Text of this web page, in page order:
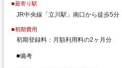
■最寄り駅
JR中央線「立川駅」南口から徒歩5分
■初期費用
初期登録料：月額利用料の2ヶ月分
■備考